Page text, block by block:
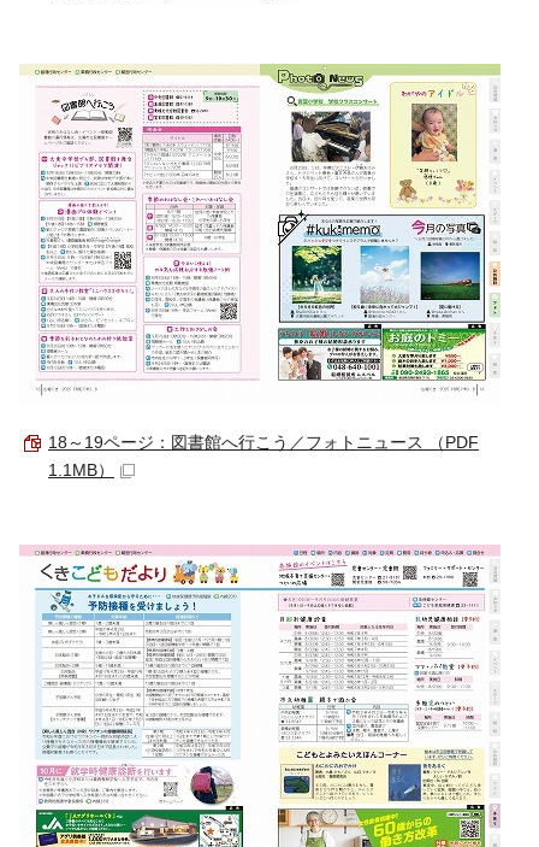
18～19ページ：図書館へ行こう／フォトニュース （PDF
1.1MB）